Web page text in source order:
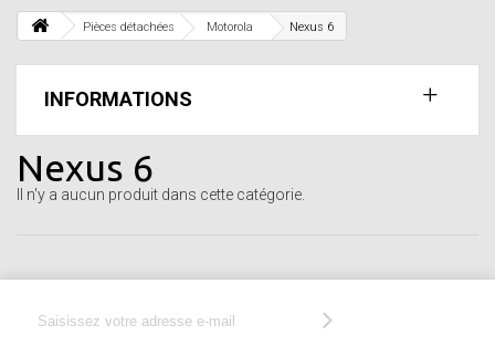
Pièces détachées Motorola Nexus 6
INFORMATIONS
Nexus 6
Il n'y a aucun produit dans cette catégorie.